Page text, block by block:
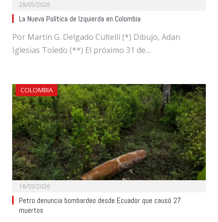
28/05/2026
La Nueva Política de Izquierda en Colombia
Por Martín G. Delgado Cultelli (*) Dibujo, Adan
Iglesias Toledo (**) El próximo 31 de…
COLOMBIA
18/03/2026
Petro denuncia bombardeo desde Ecuador que causó 27
muertos